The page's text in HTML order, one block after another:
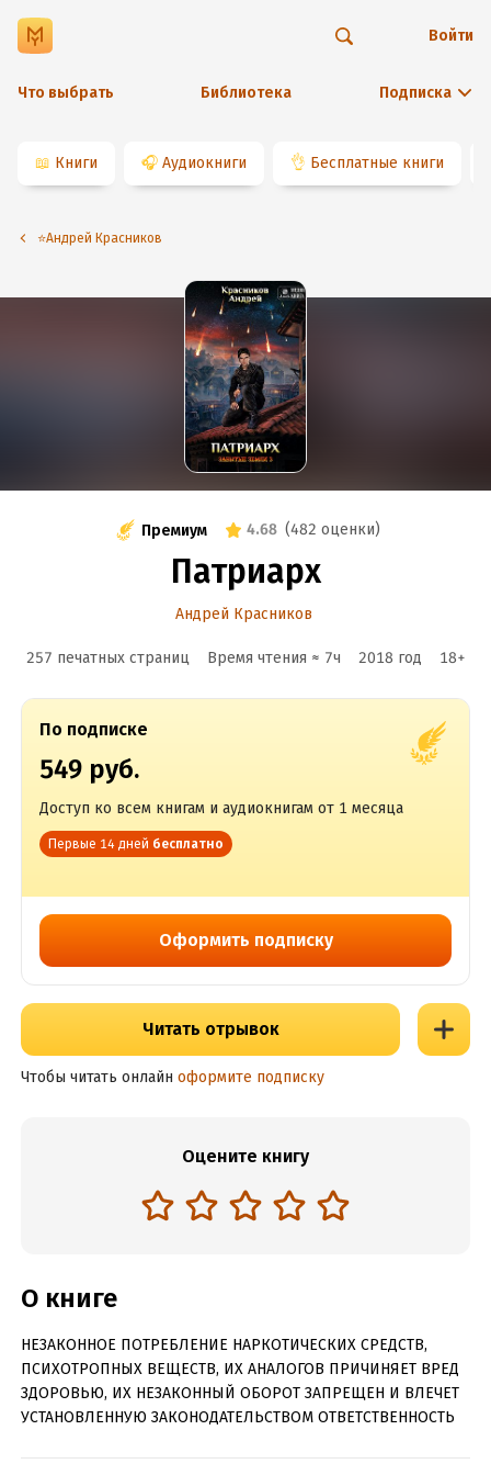
Что выбрать Библиотека Подписка
Войти
📖 Книги 🎧 Аудиокниги 👌 Бесплатные книги
⭐️Андрей Красников
Премиум 4.68 (482 оценки)
Патриарх
Андрей Красников
257 печатных страниц Время чтения ≈ 7ч 2018 год 18+
По подписке
549 руб.
Доступ ко всем книгам и аудиокнигам от 1 месяца
Первые 14 дней бесплатно
Оформить подписку
Читать отрывок
Чтобы читать онлайн оформите подписку
Оцените книгу
О книге
НЕЗАКОННОЕ ПОТРЕБЛЕНИЕ НАРКОТИЧЕСКИХ СРЕДСТВ,
ПСИХОТРОПНЫХ ВЕЩЕСТВ, ИХ АНАЛОГОВ ПРИЧИНЯЕТ ВРЕД
ЗДОРОВЬЮ, ИХ НЕЗАКОННЫЙ ОБОРОТ ЗАПРЕЩЕН И ВЛЕЧЕТ
УСТАНОВЛЕННУЮ ЗАКОНОДАТЕЛЬСТВОМ ОТВЕТСТВЕННОСТЬ